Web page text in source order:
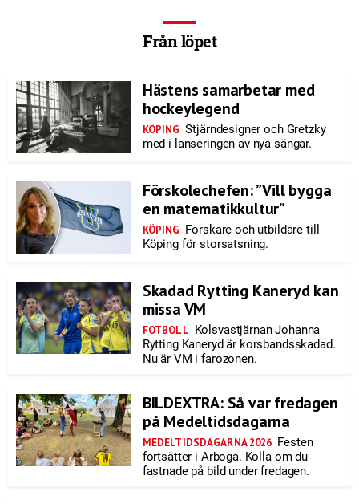
Från löpet
Hästens samarbetar med
hockeylegend
KÖPING Stjärndesigner och Gretzky
med i lanseringen av nya sängar.
Förskolechefen: ”Vill bygga
en matematikkultur”
KÖPING Forskare och utbildare till
Köping för storsatsning.
Skadad Rytting Kaneryd kan
missa VM
FOTBOLL Kolsvastjärnan Johanna
Rytting Kaneryd är korsbandsskadad.
Nu är VM i farozonen.
BILDEXTRA: Så var fredagen
på Medeltidsdagarna
MEDELTIDSDAGARNA 2026 Festen
fortsätter i Arboga. Kolla om du
fastnade på bild under fredagen.